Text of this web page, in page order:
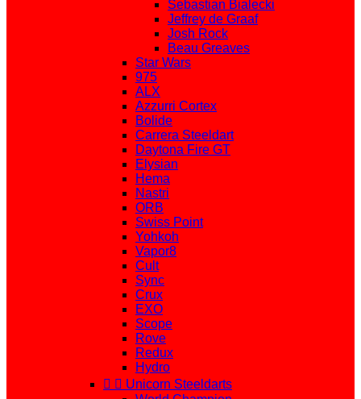
Sebastian Bialecki
Jeffrey de Graaf
Josh Rock
Beau Greaves
Star Wars
975
ALX
Azzurri Cortex
Bolide
Carrera Steeldart
Daytona Fire GT
Elysian
Hema
Nastri
ORB
Swiss Point
Yohkoh
Vapor8
Cult
Sync
Crux
EXO
Scope
Rove
Redux
Hydro
  Unicorn Steeldarts